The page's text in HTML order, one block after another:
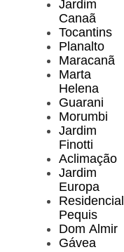
Jardim
Canaã
Tocantins
Planalto
Maracanã
Marta
Helena
Guarani
Morumbi
Jardim
Finotti
Aclimação
Jardim
Europa
Residencial
Pequis
Dom Almir
Gávea